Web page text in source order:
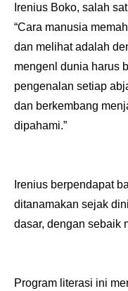
Irenius Boko, salah
“Cara manusia
dan melihat adalah
mengenl dunia harus
pengenalan setiap
dan berkembang
dipahami.”
Irenius berpendapat
ditanamakan sejak
dasar, dengan sebaik
Program literasi ini